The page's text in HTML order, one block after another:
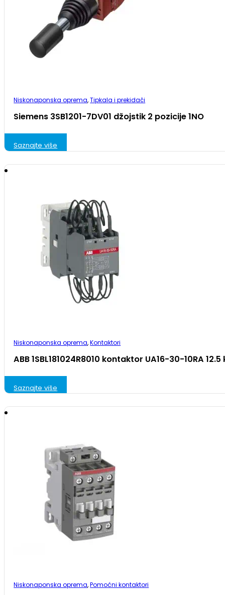
Niskonaponska oprema,Tipkala i prekidači
Siemens 3SB1201-7DV01 džojstik 2 pozicije 1NO
Saznajte više
Niskonaponska oprema,Kontaktori
ABB 1SBL181024R8010 kontaktor UA16-30-10RA 12.5
Saznajte više
Niskonaponska oprema,Pomoćni kontaktori